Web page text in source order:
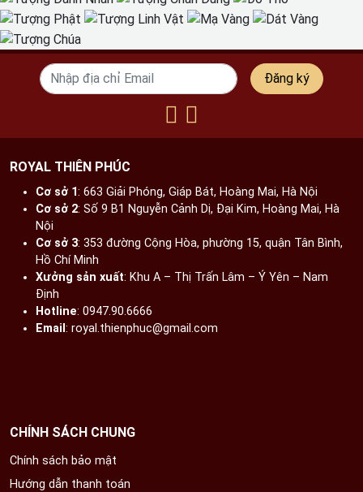
Đăng ký
ROYAL THIÊN PHÚC
Cơ sở 1: 663 Giải Phóng, Giáp Bát, Hoàng Mai, Hà Nội​
Cơ sở 2: Số 9 B1 Nguyễn Cảnh Dị, Đại Kim, Hoàng Mai, Hà
Nội​
Cơ sở 3: 353 đường Cộng Hòa, phường 15, quận Tân Bình,
Hồ Chí Minh
Xưởng sản xuất: Khu A – Thị Trấn Lâm – Ý Yên – Nam
Định​
Hotline: 0947.90.6666
Email : royal.thienphuc@gmail.com
CHÍNH SÁCH CHUNG
Chính sách bảo mật
Hướng dẫn thanh toán